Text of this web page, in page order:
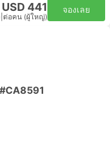
USD 441
ต่อคน (ผู้ใหญ่)
จองเลย